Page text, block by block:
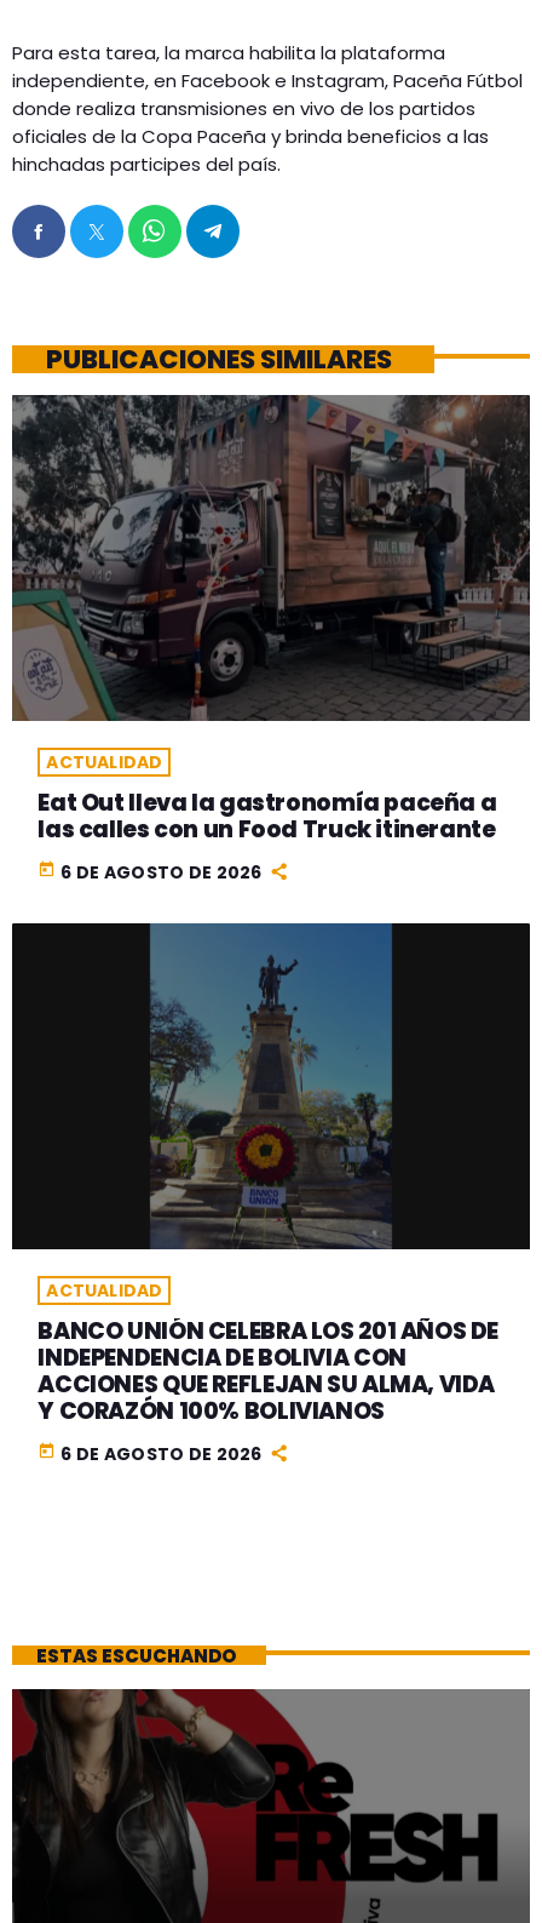
Para esta tarea, la marca habilita la plataforma
independiente, en Facebook e Instagram, Paceña Fútbol
donde realiza transmisiones en vivo de los partidos
oficiales de la Copa Paceña y brinda beneficios a las
hinchadas participes del país.
PUBLICACIONES SIMILARES
ACTUALIDAD
Eat Out lleva la gastronomía paceña a
las calles con un Food Truck itinerante
today 6 DE AGOSTO DE 2026
ACTUALIDAD
BANCO UNIÓN CELEBRA LOS 201 AÑOS DE
INDEPENDENCIA DE BOLIVIA CON
ACCIONES QUE REFLEJAN SU ALMA, VIDA
Y CORAZÓN 100% BOLIVIANOS
today 6 DE AGOSTO DE 2026
ESTAS ESCUCHANDO